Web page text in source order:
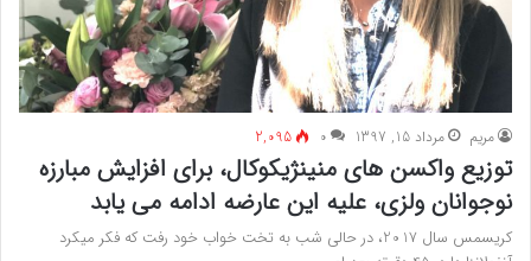
مريم مرداد 15, 1397 ۰ 2,095
توزیع واکسن های منینژیکوکال، برای افزایش مبارزه
نوجوانان ولزی، علیه این عارضه ادامه می یابد
کریسمس سال 2017، در حالی شب به تخت خواب خود رفت که فکر میکرد